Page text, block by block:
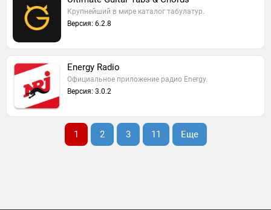
Крупнейший в мире каталог табулатур.
Версия: 6.2.8
Energy Radio
Официальное приложение радио Energy.
Версия: 3.0.2
1 2 3 11 Еще